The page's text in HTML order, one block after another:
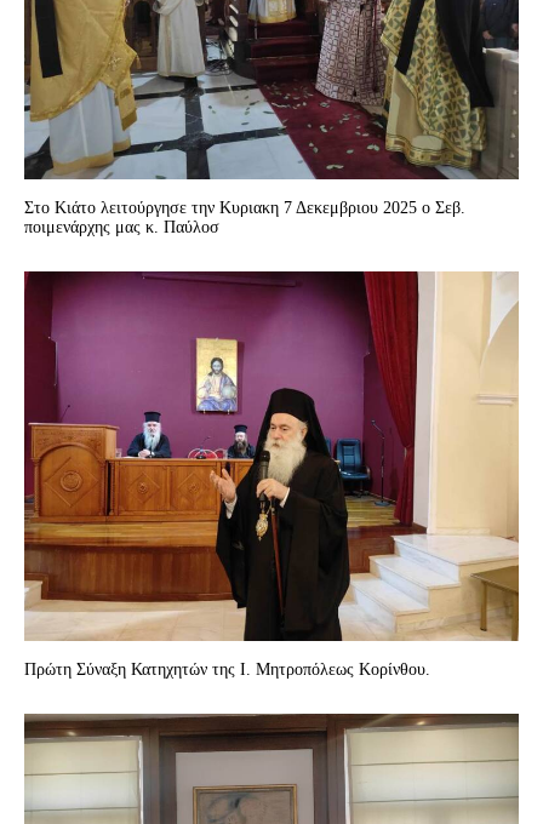
Στο Kιάτο λειτούργησε την Κυριακη 7 Δεκεμβριου 2025 ο Σεβ.
ποιμενάρχης μας κ. Παύλοσ
Πρώτη Σύναξη Κατηχητών της Ι. Μητροπόλεως Κορίνθου.